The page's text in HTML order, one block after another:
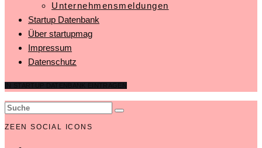
Unternehmensmeldungen
Startup Datenbank
Über startupmag
Impressum
Datenschutz
ZEEN SOCIAL ICONS